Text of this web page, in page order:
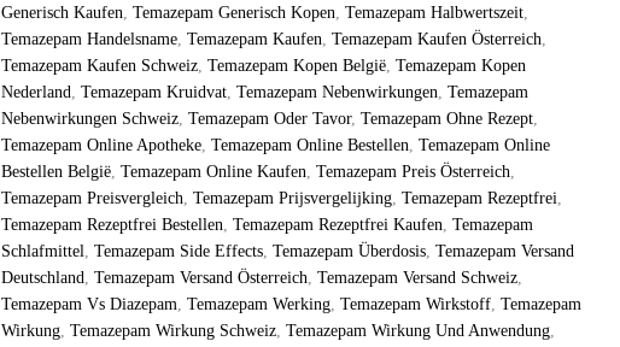
Generisch Kaufen,Temazepam Generisch Kopen,Temazepam Halbwertszeit,
Temazepam Handelsname,Temazepam Kaufen,Temazepam Kaufen Österreich,
Temazepam Kaufen Schweiz,Temazepam Kopen België,Temazepam Kopen
Nederland,Temazepam Kruidvat,Temazepam Nebenwirkungen,Temazepam
Nebenwirkungen Schweiz,Temazepam Oder Tavor,Temazepam Ohne Rezept,
Temazepam Online Apotheke,Temazepam Online Bestellen,Temazepam Online
Bestellen België,Temazepam Online Kaufen,Temazepam Preis Österreich,
Temazepam Preisvergleich,Temazepam Prijsvergelijking,Temazepam Rezeptfrei,
Temazepam Rezeptfrei Bestellen,Temazepam Rezeptfrei Kaufen,Temazepam
Schlafmittel,Temazepam Side Effects,Temazepam Überdosis,Temazepam Versand
Deutschland,Temazepam Versand Österreich,Temazepam Versand Schweiz,
Temazepam Vs Diazepam,Temazepam Werking,Temazepam Wirkstoff,Temazepam
Wirkung,Temazepam Wirkung Schweiz,Temazepam Wirkung Und Anwendung,